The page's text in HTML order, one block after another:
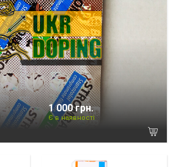
1 000 грн.
Є в наявності